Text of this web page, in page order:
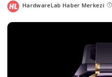
Posted
HardwareLab Haber Merkezi